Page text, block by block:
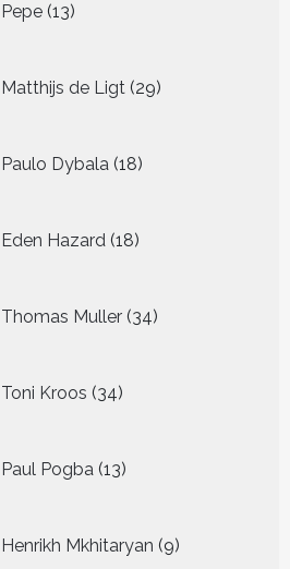
Pepe 13
producten
Matthijs de Ligt 29
producten
Paulo Dybala 18
producten
Eden Hazard 18
producten
Thomas Muller 34
producten
Toni Kroos 34
producten
Paul Pogba 13
producten
Henrikh Mkhitaryan 9
producten